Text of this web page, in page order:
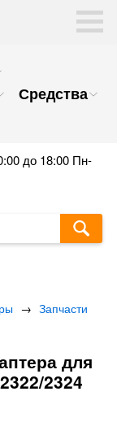
Средства
до 18:00 Пн-
→ Запчасти
для
2324